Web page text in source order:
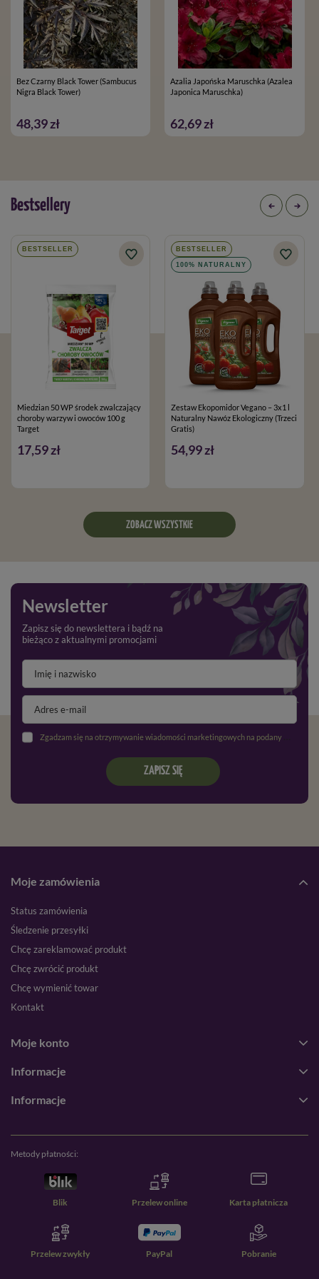
Bez Czarny Black Tower (Sambucus
Nigra Black Tower)
48,39 zł
Azalia Japońska Maruschka (Azalea
Japonica Maruschka)
62,69 zł
Bestsellery
BESTSELLER
Miedzian 50 WP środek zwalczający
choroby warzyw i owoców 100 g
Target
17,59 zł
BESTSELLER
100% NATURALNY
Zestaw Ekopomidor Vegano – 3x1 l
Naturalny Nawóz Ekologiczny (Trzeci
Gratis)
54,99 zł
ZOBACZ WSZYSTKIE
Newsletter
Zapisz się do newslettera i bądź na
bieżąco z aktualnymi promocjami
Zgadzam się na otrzymywanie wiadomości marketingowych na podany adres e-mail oraz przetwarzanie danych osobowych zgodnie z
ZAPISZ SIĘ
Moje zamówienia
Status zamówienia
Śledzenie przesyłki
Chcę zareklamować produkt
Chcę zwrócić produkt
Chcę wymienić towar
Kontakt
Moje konto
Informacje
Informacje
Metody płatności:
Blik Przelew online Karta płatnicza
Przelew zwykły PayPal Pobranie